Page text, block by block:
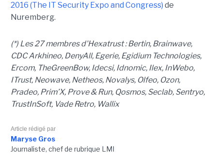
2016 (The IT Security Expo and Congress) de
Nuremberg.
(*) Les 27 membres d'Hexatrust : Bertin, Brainwave,
CDC Arkhineo, DenyAll, Egerie, Egidium Technologies,
Ercom, TheGreenBow, Idecsi, Idnomic, Ilex, InWebo,
ITrust, Neowave, Netheos, Novalys, Olfeo, Ozon,
Pradeo, Prim’X, Prove & Run, Qosmos, Seclab, Sentryo,
TrustInSoft, Vade Retro, Wallix
Article rédigé par
Maryse Gros
Journaliste, chef de rubrique LMI